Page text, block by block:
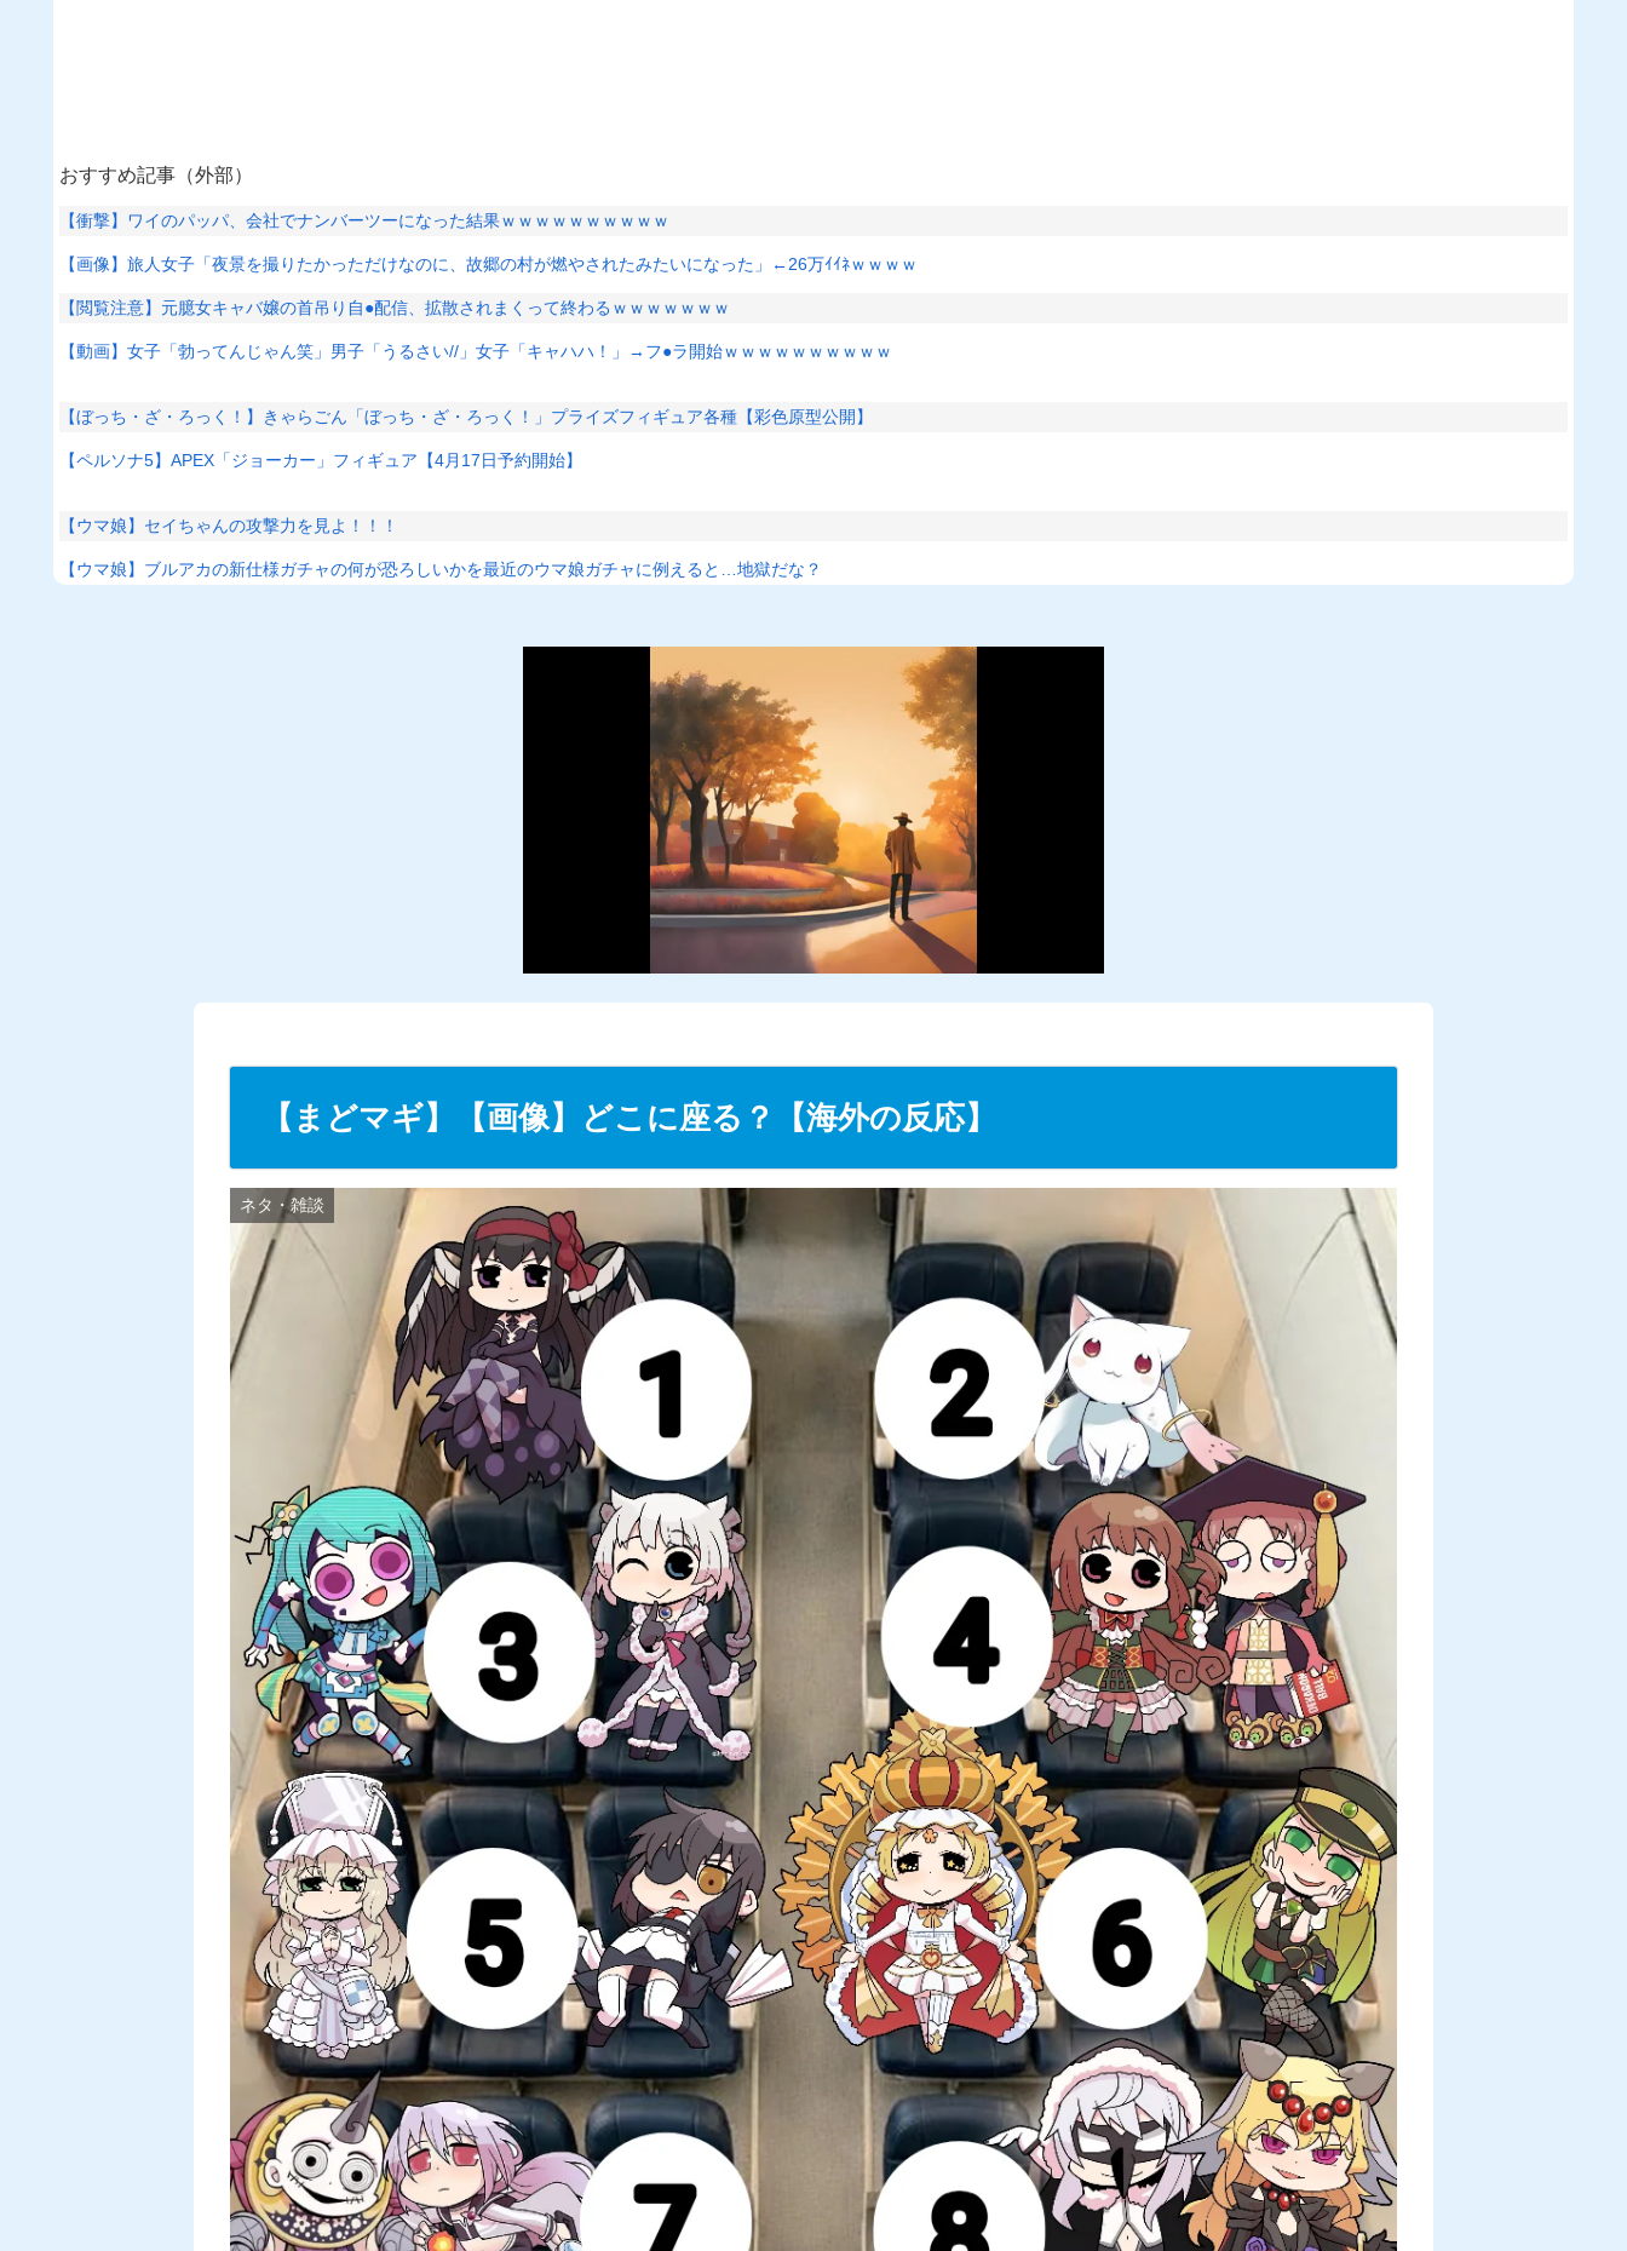
おすすめ記事（外部）
【衝撃】ワイのパッパ、会社でナンバーツーになった結果ｗｗｗｗｗｗｗｗｗｗ
【画像】旅人女子「夜景を撮りたかっただけなのに、故郷の村が燃やされたみたいになった」←26万ｲｲﾈｗｗｗｗ
【閲覧注意】元臆女キャバ嬢の首吊り自●配信、拡散されまくって終わるｗｗｗｗｗｗｗ
【動画】女子「勃ってんじゃん笑」男子「うるさい//」女子「キャハハ！」→フ●ラ開始ｗｗｗｗｗｗｗｗｗｗ
【ぼっち・ざ・ろっく！】きゃらごん「ぼっち・ざ・ろっく！」プライズフィギュア各種【彩色原型公開】
【ペルソナ5】APEX「ジョーカー」フィギュア【4月17日予約開始】
【ウマ娘】セイちゃんの攻撃力を見よ！！！
【ウマ娘】ブルアカの新仕様ガチャの何が恐ろしいかを最近のウマ娘ガチャに例えると…地獄だな？
M
【まどマギ】【画像】どこに座る？【海外の反応】
ネタ・雑談